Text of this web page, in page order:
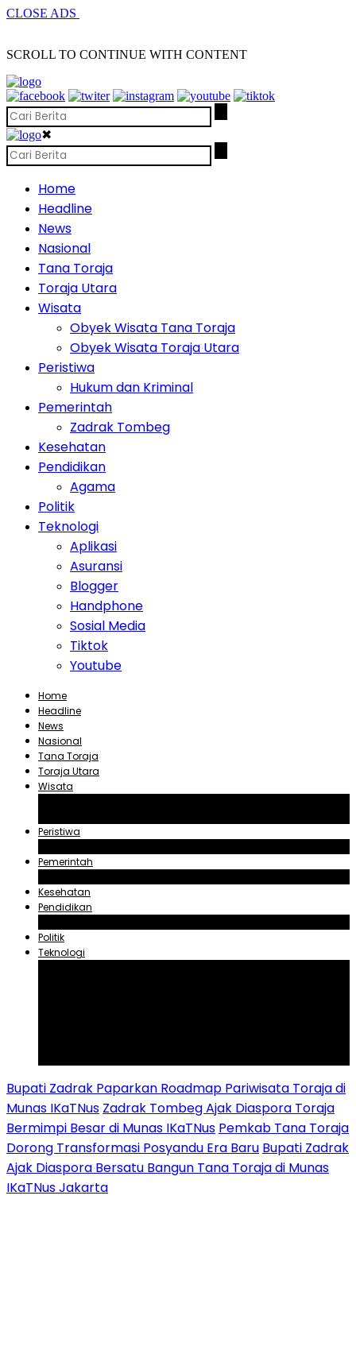
CLOSE ADS
SCROLL TO CONTINUE WITH CONTENT
✖
Home
Headline
News
Nasional
Tana Toraja
Toraja Utara
Wisata
Obyek Wisata Tana Toraja
Obyek Wisata Toraja Utara
Peristiwa
Hukum dan Kriminal
Pemerintah
Zadrak Tombeg
Kesehatan
Pendidikan
Agama
Politik
Teknologi
Aplikasi
Asuransi
Blogger
Handphone
Sosial Media
Tiktok
Youtube
Home
Headline
News
Nasional
Tana Toraja
Toraja Utara
Wisata
Peristiwa
Pemerintah
Kesehatan
Pendidikan
Politik
Teknologi
Bupati Zadrak Paparkan Roadmap Pariwisata Toraja di
Munas IKaTNus Zadrak Tombeg Ajak Diaspora Toraja
Bermimpi Besar di Munas IKaTNus Pemkab Tana Toraja
Dorong Transformasi Posyandu Era Baru Bupati Zadrak
Ajak Diaspora Bersatu Bangun Tana Toraja di Munas
IKaTNus Jakarta